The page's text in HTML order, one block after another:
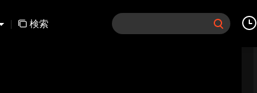
| 検索